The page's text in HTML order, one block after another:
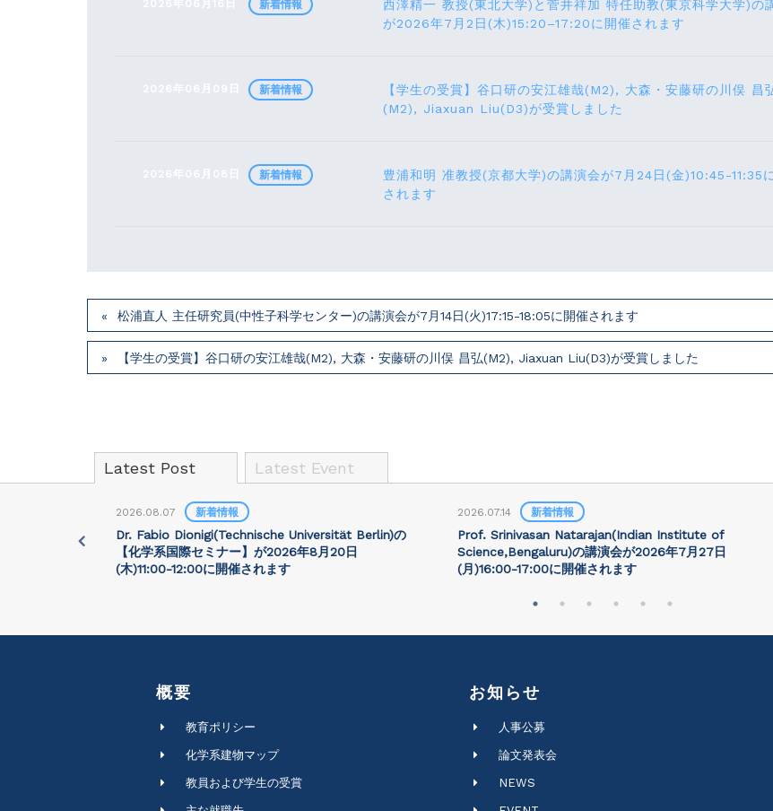
2026年06月16日
西澤精一 教授(東北大学)と菅井祥加 特任助教(東京科学大学)の
が2026年7月2日(木)15:20–17:20に開催されます
新着情報
2026年06月09日
【学生の受賞】谷口研の安江雄哉(M2), 大森・安藤研の川俣 昌
(M2), Jiaxuan Liu(D3)が受賞しました
新着情報
2026年06月08日
豊浦和明 准教授(京都大学)の講演会が7月24⽇(⾦)10:45-11:35
されます
新着情報
松浦直人 主任研究員(中性子科学センター)の講演会が7月14⽇(火)17:15-18:05に開催されます
【学生の受賞】谷口研の安江雄哉(M2), 大森・安藤研の川俣 昌弘(M2), Jiaxuan Liu(D3)が受賞しました
Latest Post Latest Event
2026.08.07 新着情報
Dr. Fabio Dionigi(Technische Universität Berlin)の
【化学系国際セミナー】が2026年8⽉20⽇
(⽊)11:00-12:00に開催されます
2026.07.14 新着情報
Prof. Srinivasan Natarajan(Indian Institute of
Science,Bengaluru)の講演会が2026年7月27⽇
(月)16:00-17:00に開催されます
概要
教育ポリシー
化学系建物マップ
教員および学生の受賞
お知らせ
人事公募
論文発表会
NEWS